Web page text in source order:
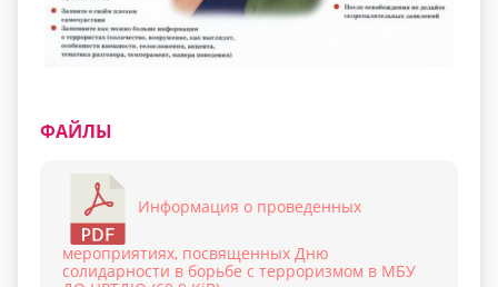
ФАЙЛЫ
Информация о проведенных
мероприятиях, посвященных Дню
солидарности в борьбе с терроризмом в МБУ